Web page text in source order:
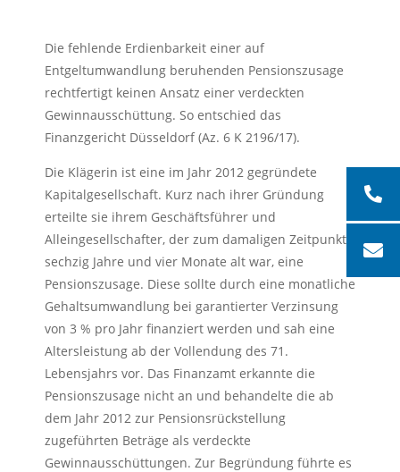
Die fehlende Erdienbarkeit einer auf
Entgeltumwandlung beruhenden Pensionszusage
rechtfertigt keinen Ansatz einer verdeckten
Gewinnausschüttung. So entschied das
Finanzgericht Düsseldorf (Az. 6 K 2196/17).
Die Klägerin ist eine im Jahr 2012 gegründete
Kapitalgesellschaft. Kurz nach ihrer Gründung
erteilte sie ihrem Geschäftsführer und
Alleingesellschafter, der zum damaligen Zeitpunkt
sechzig Jahre und vier Monate alt war, eine
Pensionszusage. Diese sollte durch eine monatliche
Gehaltsumwandlung bei garantierter Verzinsung
von 3 % pro Jahr finanziert werden und sah eine
Altersleistung ab der Vollendung des 71.
Lebensjahrs vor. Das Finanzamt erkannte die
Pensionszusage nicht an und behandelte die ab
dem Jahr 2012 zur Pensionsrückstellung
zugeführten Beträge als verdeckte
Gewinnausschüttungen. Zur Begründung führte es